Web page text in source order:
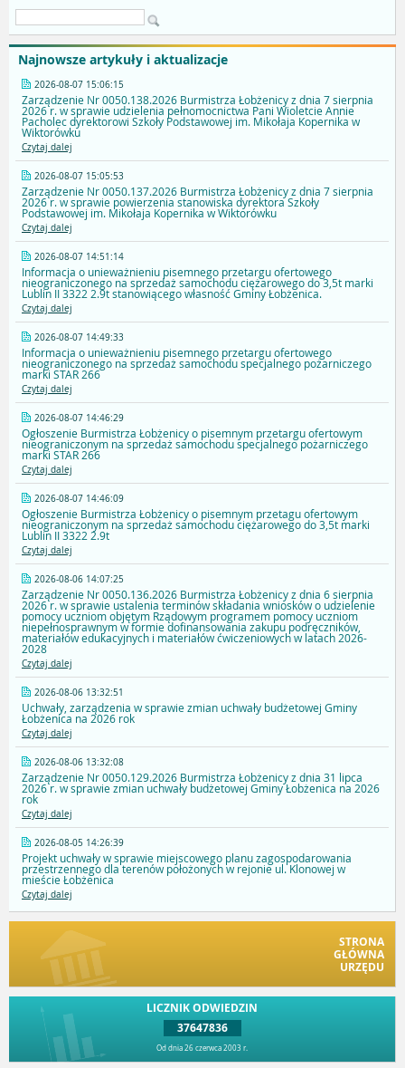
Najnowsze artykuły i aktualizacje
2026-08-07 15:06:15
Zarządzenie Nr 0050.138.2026 Burmistrza Łobżenicy z dnia 7 sierpnia
2026 r. w sprawie udzielenia pełnomocnictwa Pani Wioletcie Annie
Pacholec dyrektorowi Szkoły Podstawowej im. Mikołaja Kopernika w
Wiktorówku
Czytaj dalej
2026-08-07 15:05:53
Zarządzenie Nr 0050.137.2026 Burmistrza Łobżenicy z dnia 7 sierpnia
2026 r. w sprawie powierzenia stanowiska dyrektora Szkoły
Podstawowej im. Mikołaja Kopernika w Wiktorówku
Czytaj dalej
2026-08-07 14:51:14
Informacja o unieważnieniu pisemnego przetargu ofertowego
nieograniczonego na sprzedaż samochodu ciężarowego do 3,5t marki
Lublin II 3322 2.9t stanowiącego własność Gminy Łobżenica.
Czytaj dalej
2026-08-07 14:49:33
Informacja o unieważnieniu pisemnego przetargu ofertowego
nieograniczonego na sprzedaż samochodu specjalnego pożarniczego
marki STAR 266
Czytaj dalej
2026-08-07 14:46:29
Ogłoszenie Burmistrza Łobżenicy o pisemnym przetargu ofertowym
nieograniczonym na sprzedaż samochodu specjalnego pożarniczego
marki STAR 266
Czytaj dalej
2026-08-07 14:46:09
Ogłoszenie Burmistrza Łobżenicy o pisemnym przetagu ofertowym
nieograniczonym na sprzedaż samochodu ciężarowego do 3,5t marki
Lublin II 3322 2.9t
Czytaj dalej
2026-08-06 14:07:25
Zarządzenie Nr 0050.136.2026 Burmistrza Łobżenicy z dnia 6 sierpnia
2026 r. w sprawie ustalenia terminów składania wniosków o udzielenie
pomocy uczniom objętym Rządowym programem pomocy uczniom
niepełnosprawnym w formie dofinansowania zakupu podręczników,
materiałów edukacyjnych i materiałów ćwiczeniowych w latach 2026-
2028
Czytaj dalej
2026-08-06 13:32:51
Uchwały, zarządzenia w sprawie zmian uchwały budżetowej Gminy
Łobżenica na 2026 rok
Czytaj dalej
2026-08-06 13:32:08
Zarządzenie Nr 0050.129.2026 Burmistrza Łobżenicy z dnia 31 lipca
2026 r. w sprawie zmian uchwały budżetowej Gminy Łobżenica na 2026
rok
Czytaj dalej
2026-08-05 14:26:39
Projekt uchwały w sprawie miejscowego planu zagospodarowania
przestrzennego dla terenów położonych w rejonie ul. Klonowej w
mieście Łobżenica
Czytaj dalej
STRONA
GŁÓWNA
URZĘDU
LICZNIK ODWIEDZIN
37647836
Od dnia 26 czerwca 2003 r.